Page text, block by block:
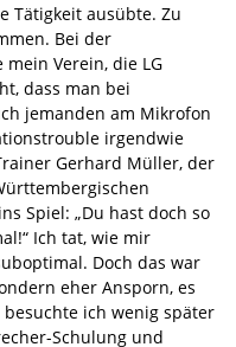
Tätigkeit ausübte. Zu
Bei der
Verein, die LG
dass man bei
jemanden am Mikrofon
irgendwie
Gerhard Müller, der
Spiel: „Du hast doch so
Ich tat, wie mir
Doch das war
eher Ansporn, es
ich wenig später
Schulung und